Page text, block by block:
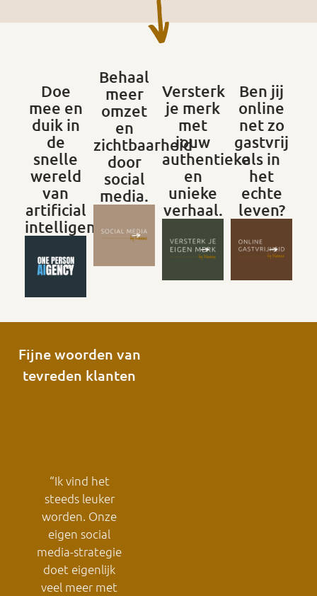
Doe
mee en
duik in
de
snelle
wereld
van
artificial
intelligence.
Behaal
meer
omzet
en
zichtbaarheid
door
social
media.
Versterk
je merk
met
jouw
authentieke
en
unieke
verhaal.
Ben jij
online
net zo
gastvrij
als in
het
echte
leven?
Fijne woorden van
tevreden klanten
“Ik vind het
steeds leuker
worden. Onze
eigen social
media-strategie
doet eigenlijk
veel meer met